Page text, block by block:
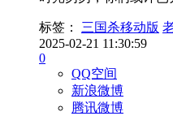
标签： 三国杀移动版
2025-02-21 11:30:59
0
QQ空间
新浪微博
腾讯微博